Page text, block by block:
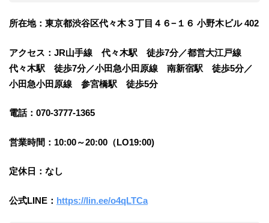
所在地：東京都渋谷区代々木３丁目４６−１６ 小野木ビル 402
アクセス：JR山手線 代々木駅 徒歩7分／都営大江戸線
代々木駅 徒歩7分／小田急小田原線 南新宿駅 徒歩5分／
小田急小田原線 参宮橋駅 徒歩5分
電話：070‐3777‐1365
営業時間：10:00～20:00（LO19:00)
定休日：なし
公式LINE： https://lin.ee/o4qLTCa